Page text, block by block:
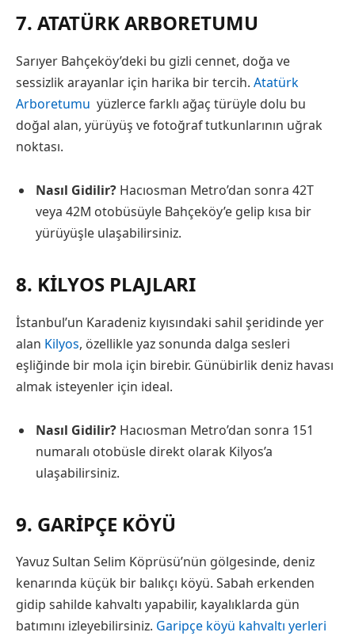
7. ATATÜRK ARBORETUMU
Sarıyer Bahçeköy’deki bu gizli cennet, doğa ve
sessizlik arayanlar için harika bir tercih. Atatürk
Arboretumu yüzlerce farklı ağaç türüyle dolu bu
doğal alan, yürüyüş ve fotoğraf tutkunlarının uğrak
noktası.
Nasıl Gidilir? Hacıosman Metro’dan sonra 42T
veya 42M otobüsüyle Bahçeköy’e gelip kısa bir
yürüyüşle ulaşabilirsiniz.
8. KILYOS PLAJLARI
İstanbul’un Karadeniz kıyısındaki sahil şeridinde yer
alan Kilyos, özellikle yaz sonunda dalga sesleri
eşliğinde bir mola için birebir. Günübirlik deniz havası
almak isteyenler için ideal.
Nasıl Gidilir? Hacıosman Metro’dan sonra 151
numaralı otobüsle direkt olarak Kilyos’a
ulaşabilirsiniz.
9. GARIPÇE KÖYÜ
Yavuz Sultan Selim Köprüsü’nün gölgesinde, deniz
kenarında küçük bir balıkçı köyü. Sabah erkenden
gidip sahilde kahvaltı yapabilir, kayalıklarda gün
batımını izleyebilirsiniz. Garipçe köyü kahvaltı yerleri